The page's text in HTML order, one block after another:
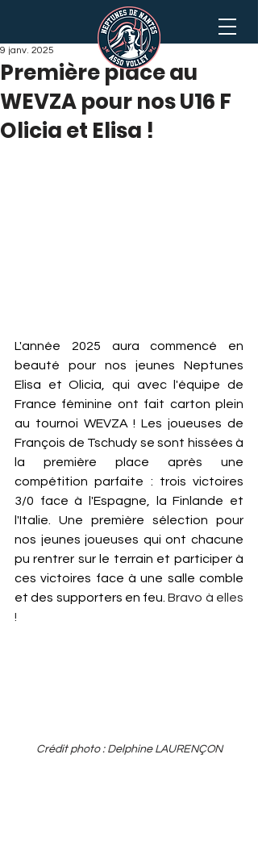
Première place au
WEVZA pour nos U16 F
Olicia et Elisa !
9 janv. 2025
L'année 2025 aura commencé en
beauté pour nos jeunes Neptunes
Elisa et Olicia, qui avec l'équipe de
France féminine ont fait carton plein
au tournoi WEVZA ! Les joueuses de
François de Tschudy se sont hissées à
la première place après une
compétition parfaite : trois victoires
3/0 face à l'Espagne, la Finlande et
l'Italie. Une première sélection pour
nos jeunes joueuses qui ont chacune
pu rentrer sur le terrain et participer à
ces victoires face à une salle comble
et des supporters en feu. Bravo à elles
!
Crédit photo : Delphine LAURENÇON